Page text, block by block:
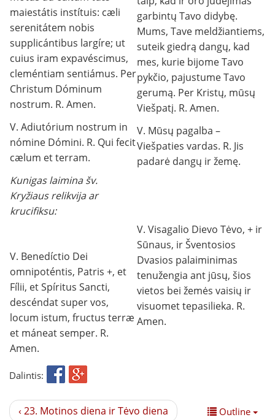
maiestátis instítuis: cæli
serenitátem nobis
supplicántibus largíre; ut
cuius iram expavéscimus,
cleméntiam sentiámus. Per
Christum Dóminum
nostrum. R. Amen.
V. Adiutórium nostrum in
nómine Dómini. R. Qui fecit
cælum et terram.
Kunigas laimina šv.
Kryžiaus relikvija ar
krucifiksu:
V. Benedíctio Dei
omnipoténtis, Patris +, et
Fílii, et Spíritus Sancti,
descéndat super vos,
locum istum, fructus terræ
et máneat semper. R.
Amen.
garbintų Tavo didybę.
Mums, Tave meldžiantiems,
suteik giedrą dangų, kad
mes, kurie bijome Tavo
pykčio, pajustume Tavo
gerumą. Per Kristų, mūsų
Viešpatį. R. Amen.
V. Mūsų pagalba –
Viešpaties vardas. R. Jis
padarė dangų ir žemę.
V. Visagalio Dievo Tėvo, + ir
Sūnaus, ir Šventosios
Dvasios palaiminimas
tenužengia ant jūsų, šios
vietos bei žemės vaisių ir
visuomet tepasilieka. R.
Amen.
Dalintis:
Outline
‹ 23. Motinos diena ir Tėvo diena